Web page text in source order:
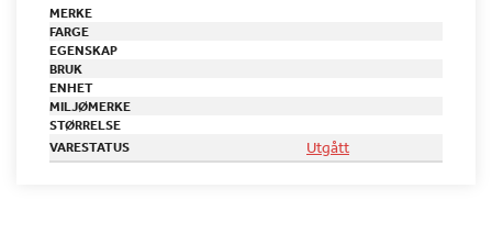
MERKE
FARGE
EGENSKAP
BRUK
ENHET
MILJØMERKE
STØRRELSE
VARESTATUS
Utgått